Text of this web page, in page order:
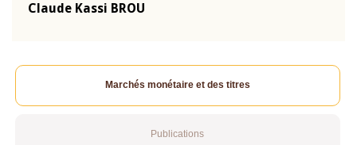
Claude Kassi BROU
Marchés monétaire et des titres
Publications